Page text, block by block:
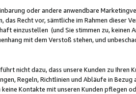
oder andere anwendbare
das Recht vor, sämtliche im Rahmen
einzustellen (und Sie stimmen zu, keinen
mit dem Verstoß stehen, und
nicht dazu, dass unsere Kunden zu
Regeln, Richtlinien und Abläufe in
Kontakte mit unseren Kunden pflegen